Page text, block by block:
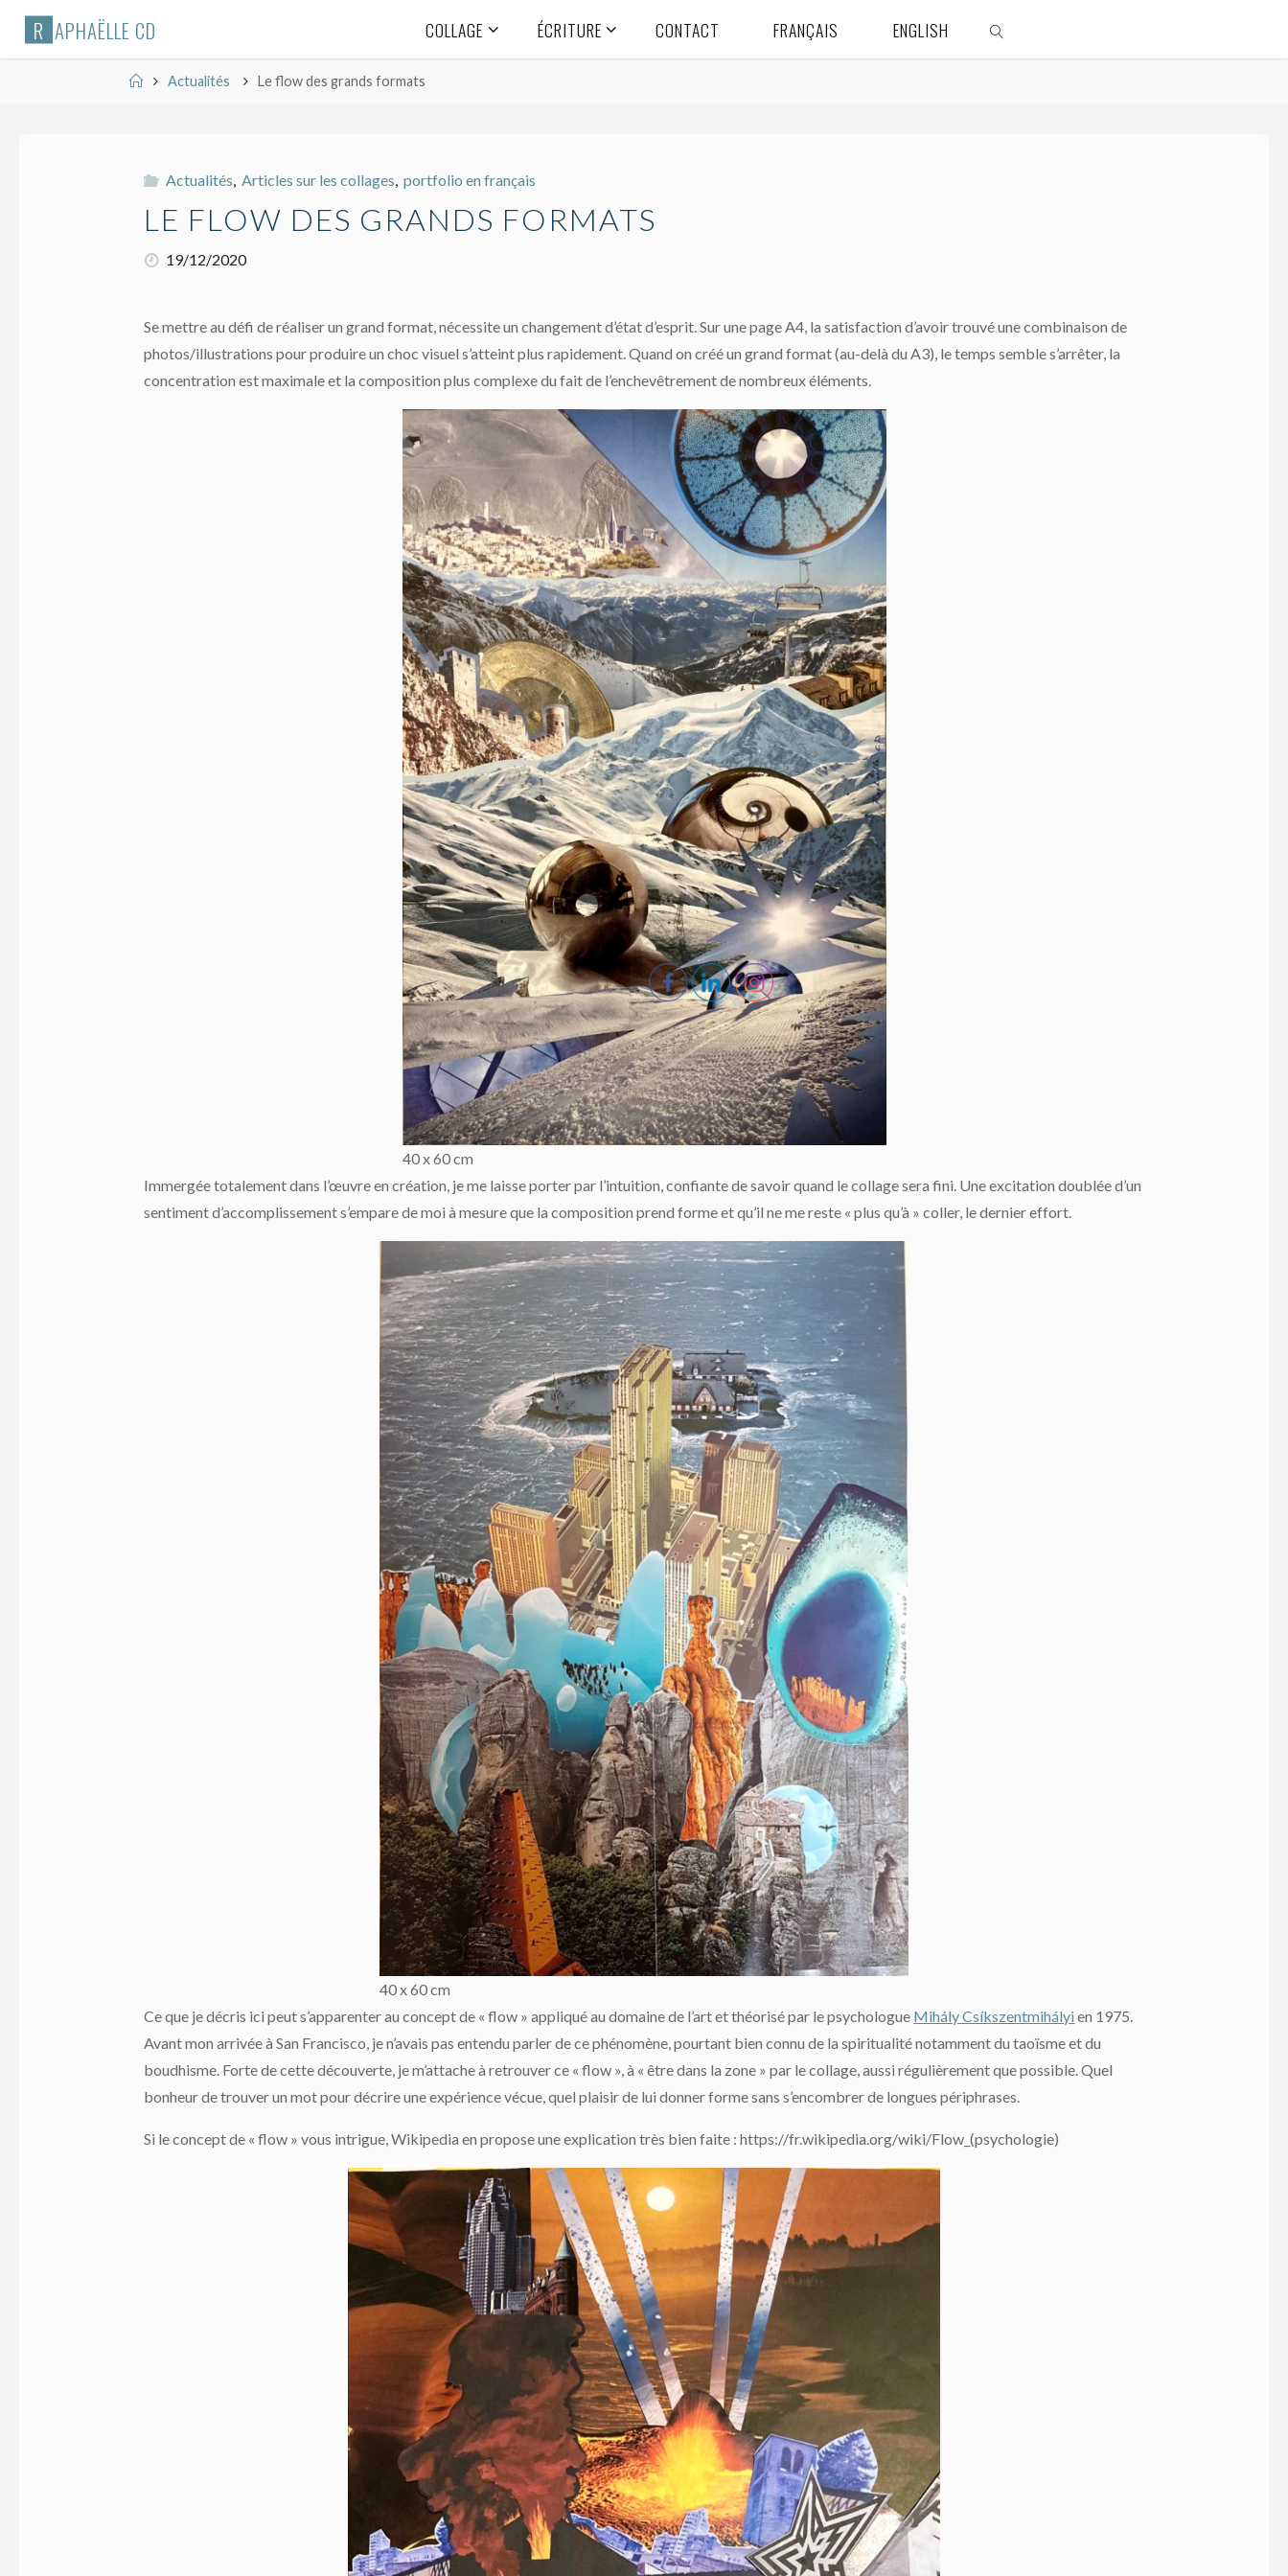
Skip
R APHAËLLE CD COLLAGE ÉCRITURE CONTACT FRANÇAIS ENGLISH
HomeActualités Le flow des grands formats
Actualités, Articles sur les collages, portfolio en français
LE FLOW DES GRANDS FORMATS
19/12/2020
Se mettre au défi de réaliser un grand format, nécessite un changement d’état d’esprit. Sur une page A4, la satisfaction d’avoir trouvé une combinaison de
photos/illustrations pour produire un choc visuel s’atteint plus rapidement. Quand on créé un grand format (au-delà du A3), le temps semble s’arrêter, la
concentration est maximale et la composition plus complexe du fait de l’enchevêtrement de nombreux éléments.
40 x 60 cm
Immergée totalement dans l’œuvre en création, je me laisse porter par l’intuition, confiante de savoir quand le collage sera fini. Une excitation doublée d’un
sentiment d’accomplissement s’empare de moi à mesure que la composition prend forme et qu’il ne me reste « plus qu’à » coller, le dernier effort.
40 x 60 cm
Ce que je décris ici peut s’apparenter au concept de « flow » appliqué au domaine de l’art et théorisé par le psychologue Mihály Csíkszentmihályien 1975.
Avant mon arrivée à San Francisco, je n’avais pas entendu parler de ce phénomène, pourtant bien connu de la spiritualité notamment du taoïsme et du
boudhisme. Forte de cette découverte, je m’attache à retrouver ce « flow », à « être dans la zone » par le collage, aussi régulièrement que possible. Quel
bonheur de trouver un mot pour décrire une expérience vécue, quel plaisir de lui donner forme sans s’encombrer de longues périphrases.
Si le concept de « flow » vous intrigue, Wikipedia en propose une explication très bien faite : https://fr.wikipedia.org/wiki/Flow_(psychologie)